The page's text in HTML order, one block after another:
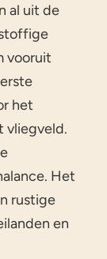
al uit de
vooruit
het
vliegveld.
Het
rustige
en